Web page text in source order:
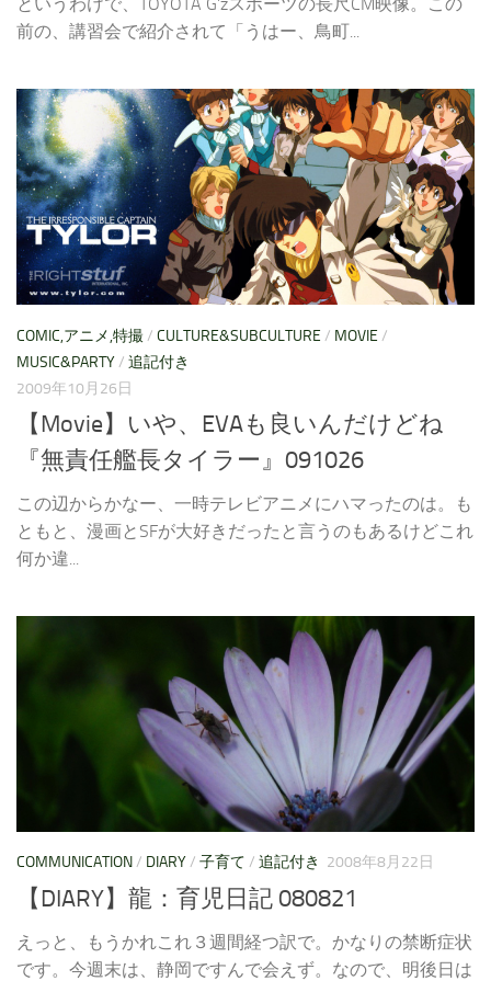
というわけで、TOYOTA G’zスポーツの長尺CM映像。この
前の、講習会で紹介されて「うはー、鳥町...
COMIC,アニメ,特撮/ CULTURE&SUBCULTURE / MOVIE /
MUSIC&PARTY/ 追記付き
2009年10月26日
【Movie】いや、EVAも良いんだけどね
『無責任艦長タイラー』091026
この辺からかなー、一時テレビアニメにハマったのは。も
ともと、漫画とSFが大好きだったと言うのもあるけどこれ
何か違...
COMMUNICATION/ DIARY/ 子育て / 追記付き 2008年8月22日
【DIARY】龍：育児日記 080821
えっと、もうかれこれ３週間経つ訳で。かなりの禁断症状
です。今週末は、静岡ですんで会えず。なので、明後日は